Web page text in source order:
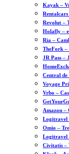
Kayak –
Rentalcars
Revolut –
Holafly –
Ria –
TheFork –
JR Pass –
Central de
Voyage
Vrbo –
Amazon –
Logitravel
Omio –
Logitravel
Civitatis –